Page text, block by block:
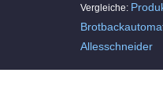
Vergleiche:
Allesschneider